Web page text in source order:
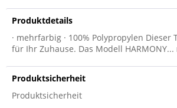
Produktdetails
· mehrfarbig · 100% Polypropylen Dieser
für Ihr Zuhause. Das Modell HARMONY...
Produktsicherheit
Produktsicherheit